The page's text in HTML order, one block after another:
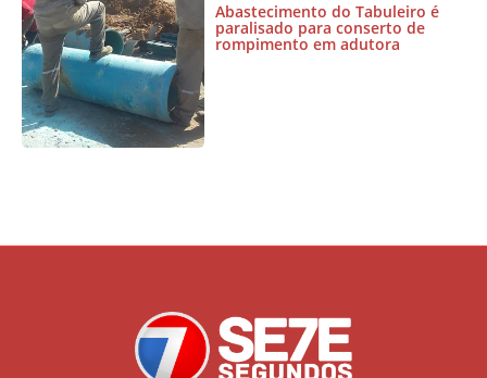
Abastecimento do Tabuleiro é
paralisado para conserto de
rompimento em adutora